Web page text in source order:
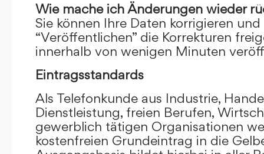
Wie mache ich Änderungen wieder
Sie können Ihre Daten korrigieren
“Veröffentlichen” die Korrekturen
innerhalb von wenigen Minuten
Eintragsstandards
Als Telefonkunde aus Industrie,
Dienstleistung, freien Berufen,
gewerblich tätigen Organisationen
kostenfreien Grundeintrag in die